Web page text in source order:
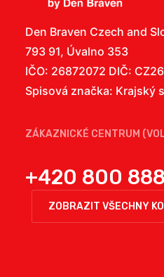
Den Braven Czech and
793 91, Úvalno 353
IČO: 26872072 DIČ:
Spisová značka: Krajský
ZÁKAZNICKÉ CENTRUM
+420 800
ZOBRAZIT VŠECHNY